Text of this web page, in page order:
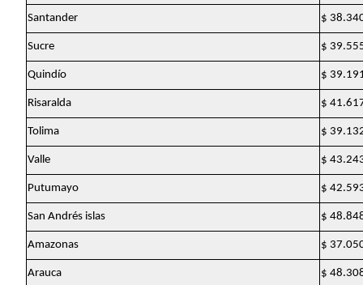
Santander $
Sucre $
Quindío $
Risaralda $
Tolima $
Valle $
Putumayo $
San Andrés islas $
Amazonas $
Arauca $